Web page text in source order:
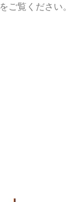
をご覧ください。